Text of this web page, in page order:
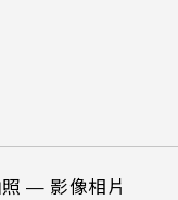
— 影像相片